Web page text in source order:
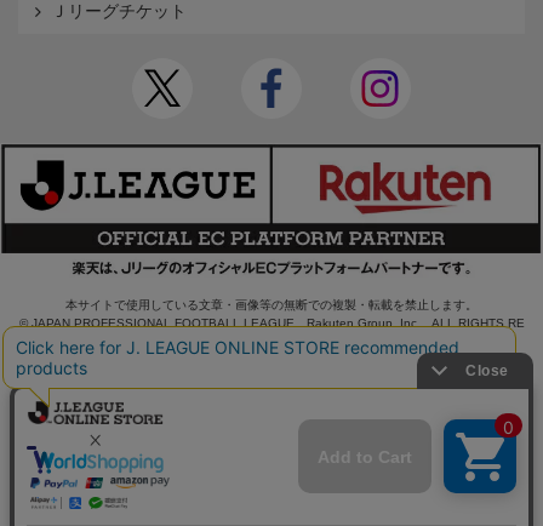
Ｊリーグチケット
本サイトで使用している文章・画像等の無断での複製・転載を禁止します。
© JAPAN PROFESSIONAL FOOTBALL LEAGUE Rakuten Group, Inc. ALL RIGHTS RE
SERVED.